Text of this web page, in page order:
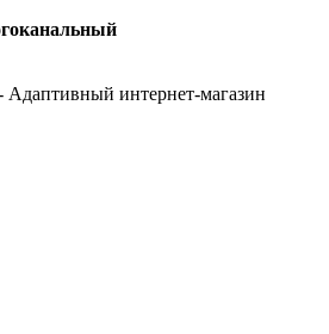
интернет-магазин